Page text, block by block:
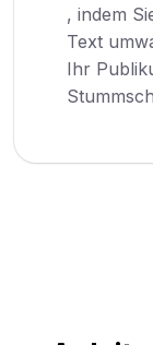
, indem
Text
Ihr